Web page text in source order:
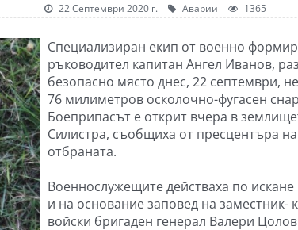
22 Септември 2020 г. Аварии 1365
Специализиран екип от военно
ръководител капитан Ангел Иванов,
безопасно място днес, 22 септември,
76 милиметров осколочно-фугасен
Боеприпасът е открит вчера в
Силистра, съобщиха от пресцентъра
отбраната.
Военнослужещите действаха по
и на основание заповед на заместник-
войски бригаден генерал Валери